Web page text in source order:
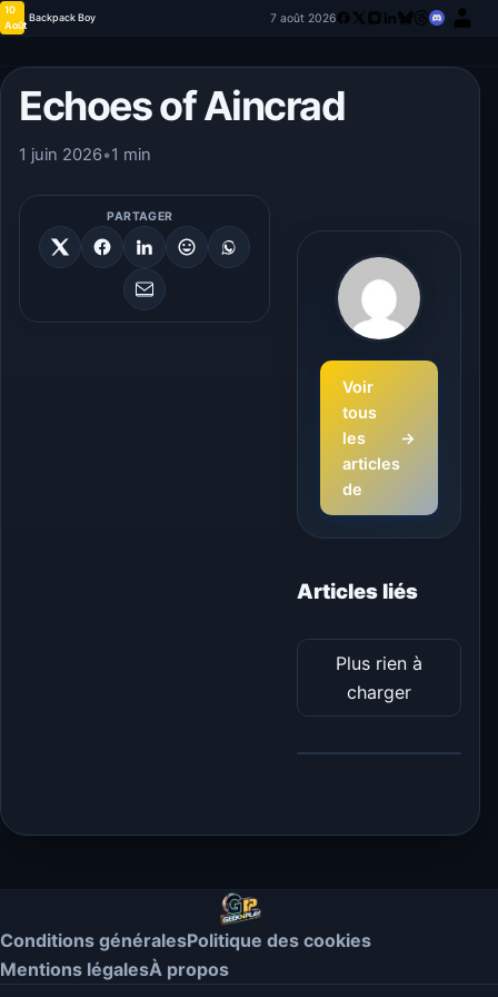
10
Août
Backpack Boy 7 août 2026
Echoes of Aincrad
1 juin 2026•1 min
PARTAGER
Voir
tous
les
articles
de
→
Articles liés
Plus rien à
charger
Conditions généralesPolitique des cookies
Mentions légalesÀ propos